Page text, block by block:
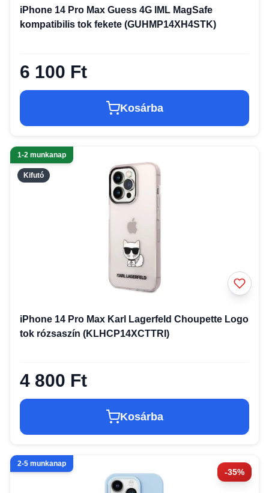
iPhone 14 Pro Max Guess 4G IML MagSafe
kompatibilis tok fekete (GUHMP14XH4STK)
6 100 Ft
Kosárba
Kifutó
1-2 munkanap
iPhone 14 Pro Max Karl Lagerfeld Choupette Logo
tok rózsaszín (KLHCP14XCTTRI)
4 800 Ft
Kosárba
-35%
2-5 munkanap